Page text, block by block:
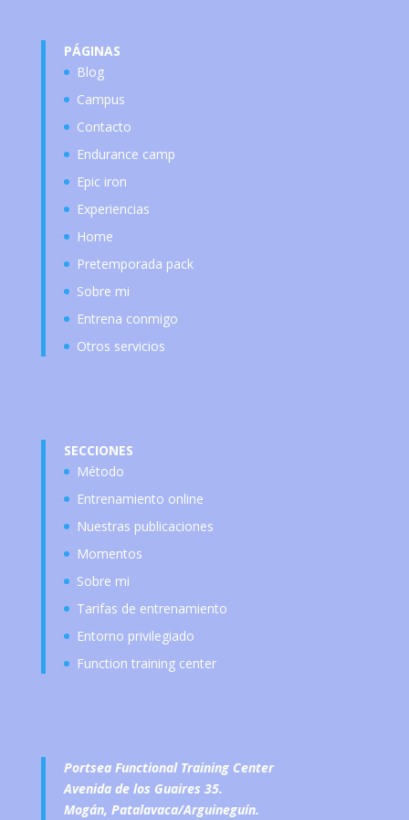
PÁGINAS
Blog
Campus
Contacto
Endurance camp
Epic iron
Experiencias
Home
Pretemporada pack
Sobre mi
Entrena conmigo
Otros servicios
SECCIONES
Método
Entrenamiento online
Nuestras publicaciones
Momentos
Sobre mi
Tarifas de entrenamiento
Entorno privilegiado
Function training center
Portsea Functional Training Center
Avenida de los Guaires 35.
Mogán, Patalavaca/Arguineguín.